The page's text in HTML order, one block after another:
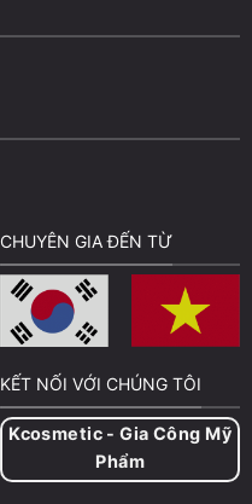
CHUYÊN GIA ĐẾN TỪ
KẾT NỐI VỚI CHÚNG TÔI
Kcosmetic - Gia Công Mỹ
Phẩm